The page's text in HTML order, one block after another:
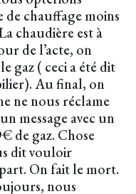
chauffage moins
chaudière est à
de l’acte, on
gaz ( ceci a été dit
Au final, on
ne nous réclame
message avec un
de gaz. Chose
dit vouloir
On fait le mort.
nous